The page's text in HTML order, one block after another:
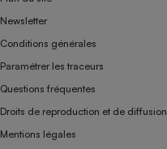
Newsletter
Conditions générales
Paramétrer les traceurs
Questions fréquentes
Droits de reproduction et de diffusion
Mentions légales